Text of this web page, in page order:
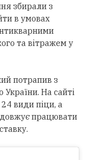
збирали з
в умовах
та вітражем у
потрапив з
України. На сайті
види піци, а
працювати